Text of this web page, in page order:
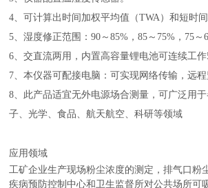
4、可计算出时间加权平均值（TWA）和短时
5、湿度修正范围：90～85%，85～75%，75～
6、交直流两用，内置高容量锂电池可连续工作
7、本仪器可配接电脑：可实现网络传输，远程
8、此产品适宜无外电源场合测量，可广泛用
子、光学、食品、航天航空、科研等领域
应用领域
工矿企业生产现场粉尘浓度的测定，排气口粉
疾病预防控制中心和卫生监督所对公共场所可